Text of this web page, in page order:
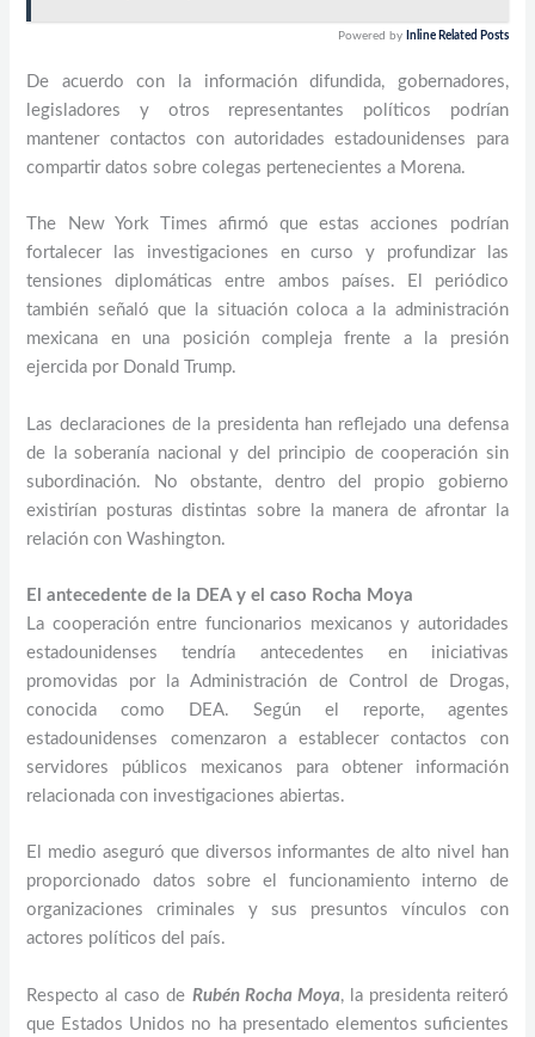
Powered by Inline Related Posts
De acuerdo con la información difundida, gobernadores,
legisladores y otros representantes políticos podrían
mantener contactos con autoridades estadounidenses para
compartir datos sobre colegas pertenecientes a Morena.
The New York Times afirmó que estas acciones podrían
fortalecer las investigaciones en curso y profundizar las
tensiones diplomáticas entre ambos países. El periódico
también señaló que la situación coloca a la administración
mexicana en una posición compleja frente a la presión
ejercida por Donald Trump.
Las declaraciones de la presidenta han reflejado una defensa
de la soberanía nacional y del principio de cooperación sin
subordinación. No obstante, dentro del propio gobierno
existirían posturas distintas sobre la manera de afrontar la
relación con Washington.
El antecedente de la DEA y el caso Rocha Moya
La cooperación entre funcionarios mexicanos y autoridades
estadounidenses tendría antecedentes en iniciativas
promovidas por la Administración de Control de Drogas,
conocida como DEA. Según el reporte, agentes
estadounidenses comenzaron a establecer contactos con
servidores públicos mexicanos para obtener información
relacionada con investigaciones abiertas.
El medio aseguró que diversos informantes de alto nivel han
proporcionado datos sobre el funcionamiento interno de
organizaciones criminales y sus presuntos vínculos con
actores políticos del país.
Respecto al caso de Rubén Rocha Moya, la presidenta reiteró
que Estados Unidos no ha presentado elementos suficientes